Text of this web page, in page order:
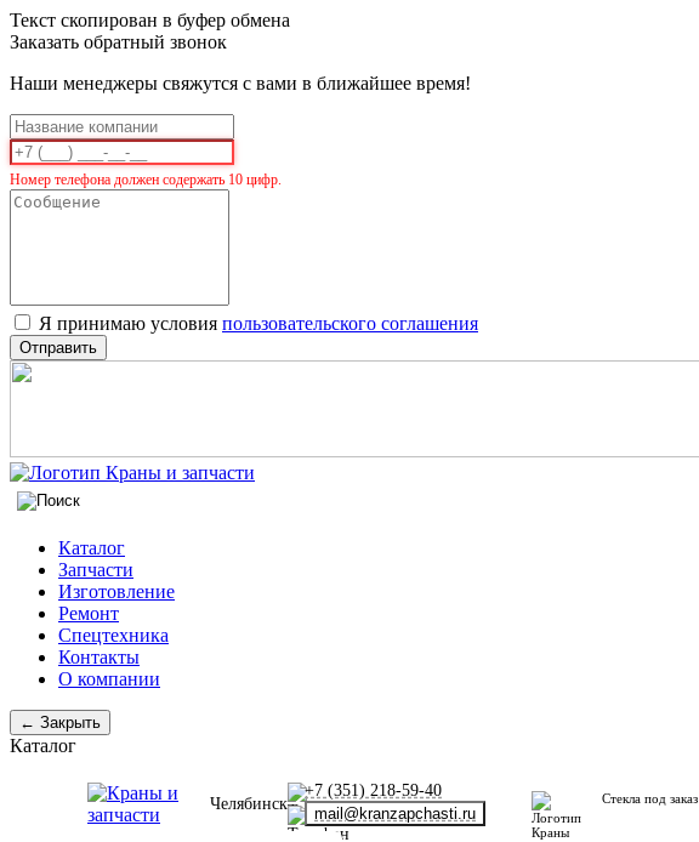
Текст скопирован в буфер обмена
Заказать обратный звонок
Наши менеджеры свяжутся с вами в ближайшее время!
Номер телефона должен содержать 10 цифр.
Я принимаю условия пользовательского соглашения
Отправить
Каталог
Запчасти
Изготовление
Ремонт
Спецтехника
Контакты
О компании
← Закрыть
Каталог
Челябинск
+7 (351) 218-59-40
mail@kranzapchasti.ru
Стекла под заказ